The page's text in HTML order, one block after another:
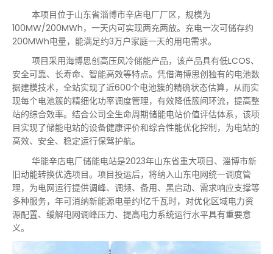
本项目位于山东省淄博市辛店电厂厂区，规模为
100MW/200MWh， 一天内可实现两充两放。充电一次可储存约
200MWh电量，能满足约3万户家庭一天的用电需求。
项目采用海博思创高压风冷储能产品，该产品具有低LCOS、
安全可靠、长寿命、智能高效等特点。凭借海博思创独有的电池数
据建模技术，全站实现了近600个电池簇的精确状态估算，从而实
现每个电池簇的精细化功率调度管理，有效降低簇间环流，提高整
站的综合效率。结合公司全生命周期储能电站价值评估体系，该项
目实现了储能电站的设备健康评价和综合性能优化控制，为电站的
高效、安全、稳定运行保驾护航。
华能辛店电厂储能电站是2023年山东省重大项目、淄博市新
旧动能转换优选项目。项目投运后，将纳入山东电网统一调度管
理，为电网运行提供调峰、调频、备用、黑启动、需求响应支撑等
多种服务，年可消纳新能源电量约1亿千瓦时，对优化区域电力资
源配置、缓解电网调峰压力、提高电力系统运行水平具有重要意
义。